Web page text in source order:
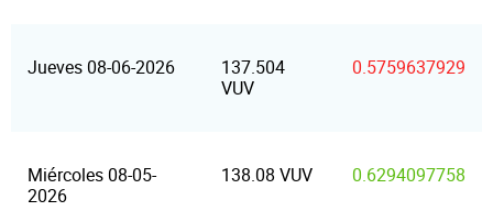
Jueves 08-06-2026
137.504
VUV
0.5759637929
Miércoles 08-05-
2026
138.08 VUV 0.6294097758